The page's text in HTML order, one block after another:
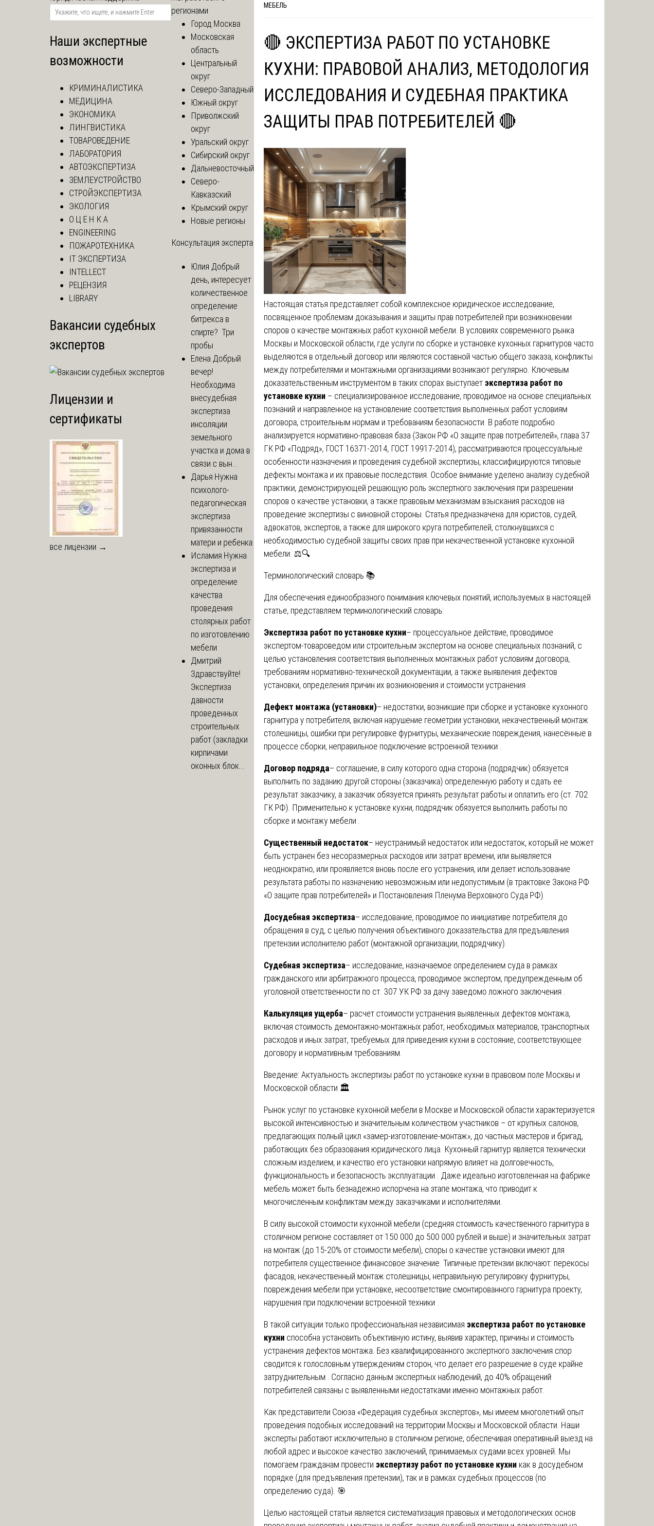
МЕБЕЛЬ
🔴 ЭКСПЕРТИЗА РАБОТ ПО УСТАНОВКЕ
КУХНИ: ПРАВОВОЙ АНАЛИЗ, МЕТОДОЛОГИЯ
ИССЛЕДОВАНИЯ И СУДЕБНАЯ ПРАКТИКА
ЗАЩИТЫ ПРАВ ПОТРЕБИТЕЛЕЙ 🔴
Настоящая статья представляет собой комплексное юридическое исследование,
посвященное проблемам доказывания и защиты прав потребителей при возникновении
споров о качестве монтажных работ кухонной мебели. В условиях современного рынка
Москвы и Московской области, где услуги по сборке и установке кухонных гарнитуров часто
выделяются в отдельный договор или являются составной частью общего заказа, конфликты
между потребителями и монтажными организациями возникают регулярно. Ключевым
доказательственным инструментом в таких спорах выступает экспертиза работ по
установке кухни – специализированное исследование, проводимое на основе специальных
познаний и направленное на установление соответствия выполненных работ условиям
договора, строительным нормам и требованиям безопасности. В работе подробно
анализируется нормативно-правовая база (Закон РФ «О защите прав потребителей», глава 37
ГК РФ «Подряд», ГОСТ 16371-2014, ГОСТ 19917-2014), рассматриваются процессуальные
особенности назначения и проведения судебной экспертизы, классифицируются типовые
дефекты монтажа и их правовые последствия. Особое внимание уделено анализу судебной
практики, демонстрирующей решающую роль экспертного заключения при разрешении
споров о качестве установки, а также правовым механизмам взыскания расходов на
проведение экспертизы с виновной стороны. Статья предназначена для юристов, судей,
адвокатов, экспертов, а также для широкого круга потребителей, столкнувшихся с
необходимостью судебной защиты своих прав при некачественной установке кухонной
мебели. ⚖️🔍
Терминологический словарь 📚
Для обеспечения единообразного понимания ключевых понятий, используемых в настоящей
статье, представляем терминологический словарь:
Экспертиза работ по установке кухни– процессуальное действие, проводимое
экспертом-товароведом или строительным экспертом на основе специальных познаний, с
целью установления соответствия выполненных монтажных работ условиям договора,
требованиям нормативно-технической документации, а также выявления дефектов
установки, определения причин их возникновения и стоимости устранения .
Дефект монтажа (установки)– недостатки, возникшие при сборке и установке кухонного
гарнитура у потребителя, включая нарушение геометрии установки, некачественный монтаж
столешницы, ошибки при регулировке фурнитуры, механические повреждения, нанесённые в
процессе сборки, неправильное подключение встроенной техники .
Договор подряда– соглашение, в силу которого одна сторона (подрядчик) обязуется
выполнить по заданию другой стороны (заказчика) определенную работу и сдать ее
результат заказчику, а заказчик обязуется принять результат работы и оплатить его (ст. 702
ГК РФ). Применительно к установке кухни, подрядчик обязуется выполнить работы по
сборке и монтажу мебели .
Существенный недостаток– неустранимый недостаток или недостаток, который не может
быть устранен без несоразмерных расходов или затрат времени, или выявляется
неоднократно, или проявляется вновь после его устранения, или делает использование
результата работы по назначению невозможным или недопустимым (в трактовке Закона РФ
«О защите прав потребителей» и Постановления Пленума Верховного Суда РФ).
Досудебная экспертиза– исследование, проводимое по инициативе потребителя до
обращения в суд, с целью получения объективного доказательства для предъявления
претензии исполнителю работ (монтажной организации, подрядчику).
Судебная экспертиза– исследование, назначаемое определением суда в рамках
гражданского или арбитражного процесса, проводимое экспертом, предупрежденным об
уголовной ответственности по ст. 307 УК РФ за дачу заведомо ложного заключения .
Калькуляция ущерба– расчет стоимости устранения выявленных дефектов монтажа,
включая стоимость демонтажно-монтажных работ, необходимых материалов, транспортных
расходов и иных затрат, требуемых для приведения кухни в состояние, соответствующее
договору и нормативным требованиям.
Введение: Актуальность экспертизы работ по установке кухни в правовом поле Москвы и
Московской области 🏛️
Рынок услуг по установке кухонной мебели в Москве и Московской области характеризуется
высокой интенсивностью и значительным количеством участников – от крупных салонов,
предлагающих полный цикл «замер-изготовление-монтаж», до частных мастеров и бригад,
работающих без образования юридического лица. Кухонный гарнитур является технически
сложным изделием, и качество его установки напрямую влияет на долговечность,
функциональность и безопасность эксплуатации . Даже идеально изготовленная на фабрике
мебель может быть безнадежно испорчена на этапе монтажа, что приводит к
многочисленным конфликтам между заказчиками и исполнителями.
В силу высокой стоимости кухонной мебели (средняя стоимость качественного гарнитура в
столичном регионе составляет от 150 000 до 500 000 рублей и выше) и значительных затрат
на монтаж (до 15-20% от стоимости мебели), споры о качестве установки имеют для
потребителя существенное финансовое значение. Типичные претензии включают: перекосы
фасадов, некачественный монтаж столешницы, неправильную регулировку фурнитуры,
повреждения мебели при установке, несоответствие смонтированного гарнитура проекту,
нарушения при подключении встроенной техники .
В такой ситуации только профессиональная независимая экспертиза работ по установке
кухни способна установить объективную истину, выявив характер, причины и стоимость
устранения дефектов монтажа. Без квалифицированного экспертного заключения спор
сводится к голословным утверждениям сторон, что делает его разрешение в суде крайне
затруднительным . Согласно данным экспертных наблюдений, до 40% обращений
потребителей связаны с выявленными недостатками именно монтажных работ.
Как представители Союза «Федерация судебных экспертов», мы имеем многолетний опыт
проведения подобных исследований на территории Москвы и Московской области. Наши
эксперты работают исключительно в столичном регионе, обеспечивая оперативный выезд на
любой адрес и высокое качество заключений, принимаемых судами всех уровней. Мы
помогаем гражданам провести экспертизу работ по установке кухни как в досудебном
порядке (для предъявления претензии), так и в рамках судебных процессов (по
определению суда). 🎯
Целью настоящей статьи является систематизация правовых и методологических основ
Наши экспертные
возможности
КРИМИНАЛИСТИКА
МЕДИЦИНА
ЭКОНОМИКА
ЛИНГВИСТИКА
ТОВАРОВЕДЕНИЕ
ЛАБОРАТОРИЯ
АВТОЭКСПЕРТИЗА
ЗЕМЛЕУСТРОЙСТВО
СТРОЙЭКСПЕРТИЗА
ЭКОЛОГИЯ
О Ц Е Н К А
ENGINEERING
ПОЖАРОТЕХНИКА
IT ЭКСПЕРТИЗА
INTELLECT
РЕЦЕНЗИЯ
LIBRARY
Вакансии судебных
экспертов
Лицензии и
сертификаты
все лицензии →
регионами
Город Москва
Московская
область
Центральный
округ
Северо-Западный
Южный округ
Приволжский
округ
Уральский округ
Сибирский округ
Дальневосточный
Северо-
Кавказский
Крымский округ
Новые регионы
Консультация эксперта
Юлия Добрый
день, интересует
количественное
определение
битрекса в
спирте? Три
пробы
Елена Добрый
вечер!
Необходима
внесудебная
экспертиза
инсоляции
земельного
участка и дома в
связи с вын...
Дарья Нужна
психолого-
педагогическая
экспертиза
привязанности
матери и ребенка
Исламия Нужна
экспертиза и
определение
качества
проведения
столярных работ
по изготовлению
мебели
Дмитрий
Здравствуйте!
Экспертиза
давности
проведенных
строительных
работ (закладки
кирпичами
оконных блок...